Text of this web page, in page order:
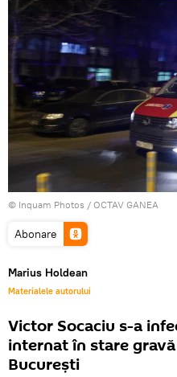
© Inquam Photos / OCTAV GANEA
Abonare
Marius Holdean
Materialele autorului
Victor Socaciu s-a
internat în stare
București